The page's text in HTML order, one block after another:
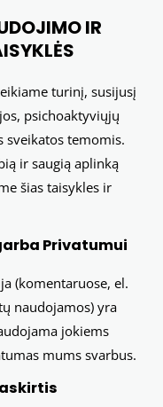
IR
turinį, susijusį
psichoaktyviųjų
sveikatos temomis.
ir saugią aplinką
šias taisykles ir
Privatumui
(komentaruose, el.
naudojamos) yra
jokiems
mums svarbus.